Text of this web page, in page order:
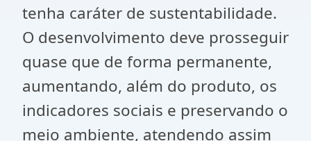
tenha caráter de sustentabilidade.
O desenvolvimento deve prosseguir
quase que de forma permanente,
aumentando, além do produto, os
indicadores sociais e preservando o
meio ambiente, atendendo assim